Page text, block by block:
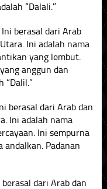
“Dalali.”
berasal dari Arab
Ini adalah nama
yang lembut.
anggun dan
“Dalil.”
berasal dari Arab dan
Ini adalah nama
Ini sempurna
Padanan
dari Arab dan